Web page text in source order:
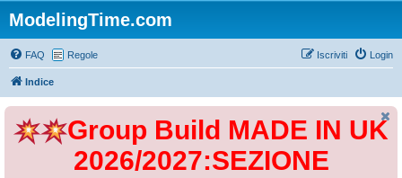
ModelingTime.com
FAQ Regole Login
Iscriviti
Indice
Group Build MADE IN UK
2026/2027:SEZIONE